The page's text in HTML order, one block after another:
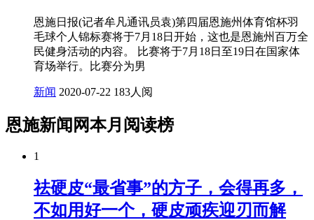
恩施日报(记者牟凡通讯员袁)第四届恩施州体育馆杯羽
毛球个人锦标赛将于7月18日开始，这也是恩施州百万全
民健身活动的内容。 比赛将于7月18日至19日在国家体
育场举行。比赛分为男
新闻 2020-07-22 183人阅
恩施新闻网本月阅读榜
1
祛硬皮“最省事”的方子，会得再多，
不如用好一个，硬皮顽疾迎刃而解